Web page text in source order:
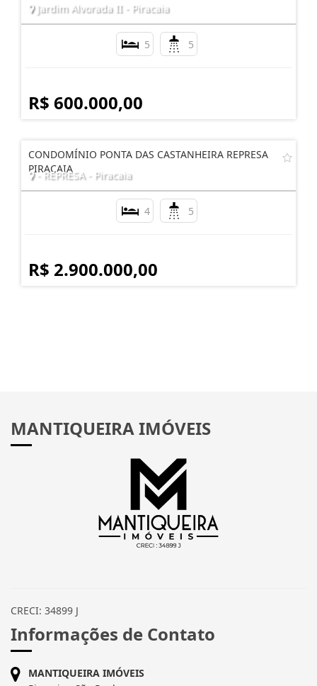
Jardim Alvorada II - Piracaia
5 5
R$ 600.000,00
CONDOMÍNIO PONTA DAS CASTANHEIRA REPRESA
PIRACAIA
- REPRESA - Piracaia
4 5
R$ 2.900.000,00
MANTIQUEIRA IMÓVEIS
CRECI: 34899 J
Informações de Contato
MANTIQUEIRA IMÓVEIS